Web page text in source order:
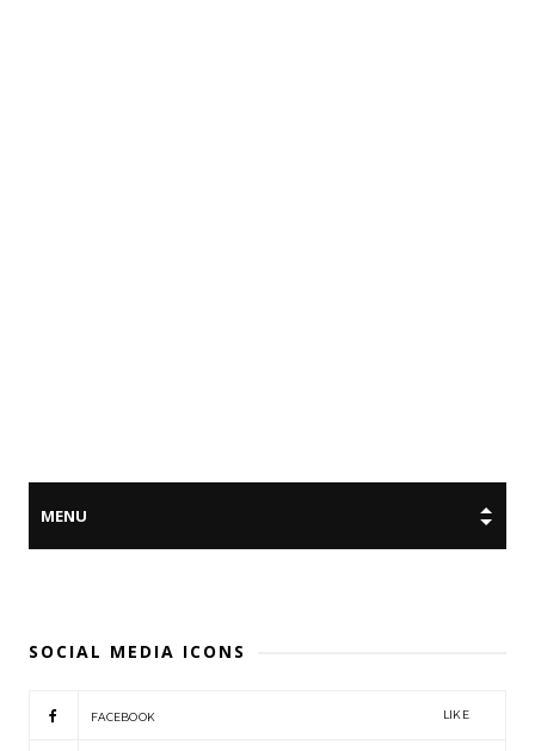
SOCIAL MEDIA ICONS
FACEBOOK LIKE